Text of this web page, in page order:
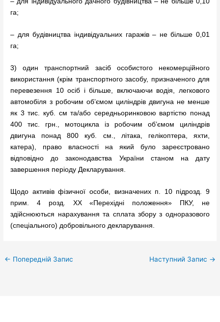
га;
– для будівництва індивідуальних гаражів – не більше 0,01
га;
3) один транспортний засіб особистого некомерційного
використання (крім транспортного засобу, призначеного для
перевезення 10 осіб і більше, включаючи водія, легкового
автомобіля з робочим об’ємом циліндрів двигуна не менше
як 3 тис. куб. см та/або середньоринковою вартістю понад
400 тис. грн., мотоцикла із робочим об’ємом циліндрів
двигуна понад 800 куб. см., літака, гелікоптера, яхти,
катера), право власності на який було зареєстровано
відповідно до законодавства України станом на дату
завершення періоду Декларування.
Щодо активів фізичної особи, визначених п. 10 підрозд. 9
прим. 4 розд. XX «Перехідні положення» ПКУ, не
здійснюються нарахування та сплата збору з одноразового
(спеціального) добровільного декларування.
← Попередній Запис Наступний Запис →